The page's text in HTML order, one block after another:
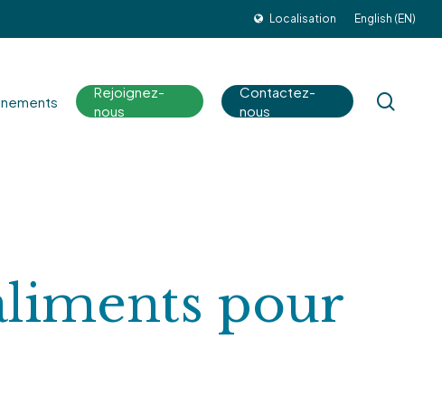
Localisation English (EN)
Rejoignez-
nous
Contactez-
nous
pour